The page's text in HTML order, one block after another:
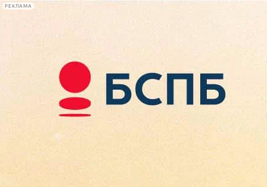
РЕКЛАМА
Сегодня:
2026.08.09
09:38
Афиша Plus